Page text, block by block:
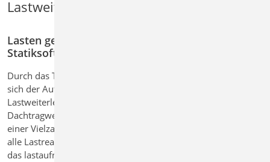
Lastweiterleitung mit Lastabtrag
Lasten gebündelt weitergeben – mit intelligenter
Statiksoftware für durchgängige Nachweise
Durch das Teilsicherheitskonzept der Eurocode Normen hat
sich der Aufwand für viele Standardaufgaben der
Lastweiterleitung deutlich erhöht. Werden Lasten aus einem
Dachtragwerk durch die Bauteile geführt, erfordert dies mit
einer Vielzahl von Lastwerten. Mit dem Lastabtrag werden
alle Lastreaktionen charakteristisch und einwirkungstreu auf
das lastaufnehmende Bauteil übertragen.